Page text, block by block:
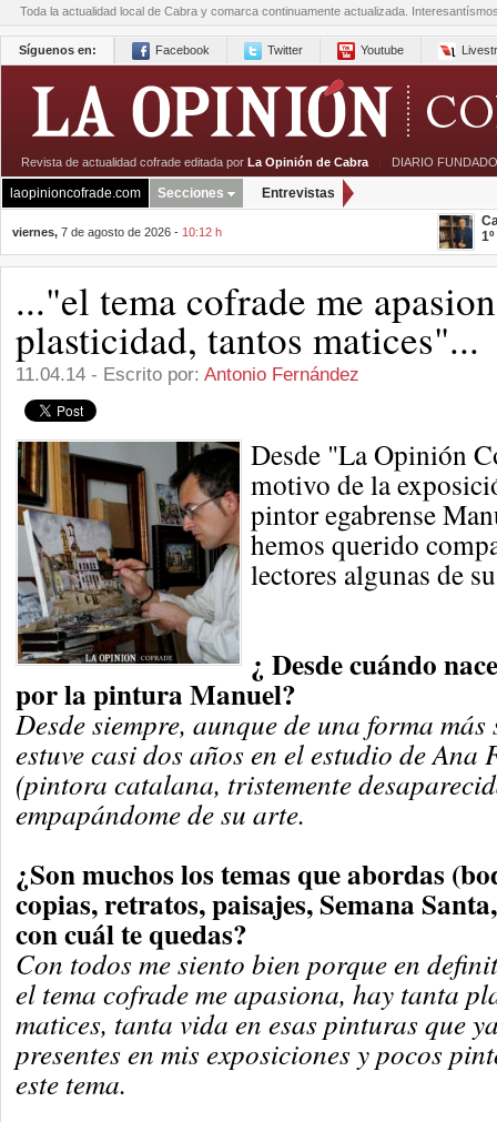
Toda la actualidad local de Cabra y comarca continuamente actualizada.
Síguenos en: Facebook Twitter Youtube
Revista de actualidad cofrade editada por La Opinión de Cabra | DIARIO
laopinioncofrade.com Secciones Entrevistas
viernes, 7 de agosto de 2026 - 10:12 h
..."el tema cofrade me
plasticidad, tantos matices"...
11.04.14 - Escrito por: Antonio Fernández
Desde "La Opinión
motivo de la
pintor egabrense
hemos querido
lectores algunas de
¿ Desde cuándo
por la pintura Manuel?
Desde siempre, aunque de una forma más
estuve casi dos años en el estudio de Ana
(pintora catalana, tristemente
empapándome de su arte.
¿Son muchos los temas que abordas
copias, retratos, paisajes, Semana
con cuál te quedas?
Con todos me siento bien porque en
el tema cofrade me apasiona, hay tanta
matices, tanta vida en esas pinturas que
presentes en mis exposiciones y pocos
este tema.